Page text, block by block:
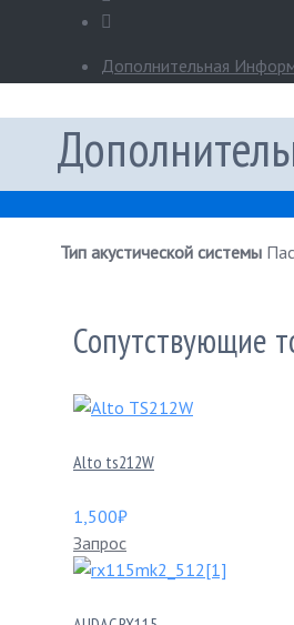
Дополнительная
Тип акустической системы
Сопутствующие
Alto ts212W
1,500₽
Запрос